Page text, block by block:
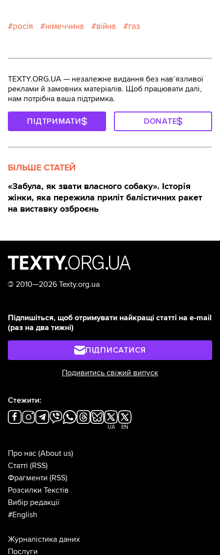
росія німеччина війна газ
TEXTY.ORG.UA — незалежне видання без навʼязливої
реклами й замовних матеріалів. Щоб працювати далі,
нам потрібна ваша підтримка.
ПІДТРИМАТИ DONATE
БІЛЬШЕ СТАТЕЙ
«Забула, як звати власного собаку». Історія
жінки, яка пережила приліт балістичних ракет
на виставку озброєнь
© 2010—2026 Texty.org.ua
Підпишіться, щоб отримувати найкращі статті на e-mail
(раз на два тижні)
ПІДПИСАТИСЯ
Подивитись свіжий випуск
Стежити:
UA EN
Про нас (About us)
Статті (RSS)
Фрагменти (RSS)
Розсилки Текстів
Вибір редакції
#English
Журналістика даних
Послуги